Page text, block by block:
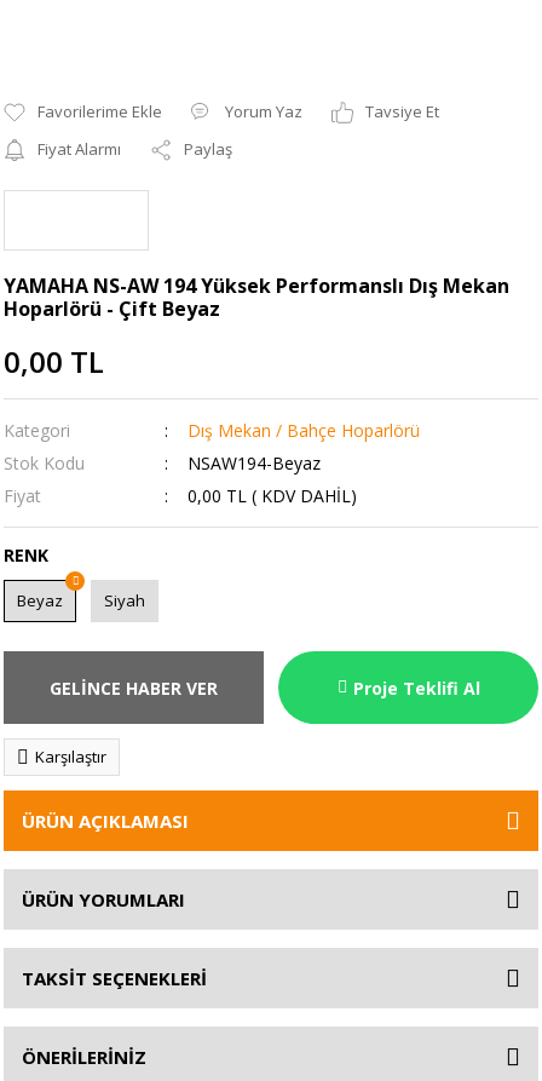
Yorum Yaz
Tavsiye Et
Fiyat Alarmı
Paylaş
YAMAHA NS-AW 194 Yüksek Performanslı Dış Mekan
Hoparlörü - Çift Beyaz
0,00 TL
Kategori
Dış Mekan / Bahçe Hoparlörü
Stok Kodu
NSAW194-Beyaz
Fiyat
0,00 TL ( KDV DAHİL)
RENK
Beyaz Siyah
GELİNCE HABER VER Proje Teklifi Al
Karşılaştır
ÜRÜN AÇIKLAMASI
ÜRÜN YORUMLARI
TAKSİT SEÇENEKLERİ
ÖNERİLERİNİZ